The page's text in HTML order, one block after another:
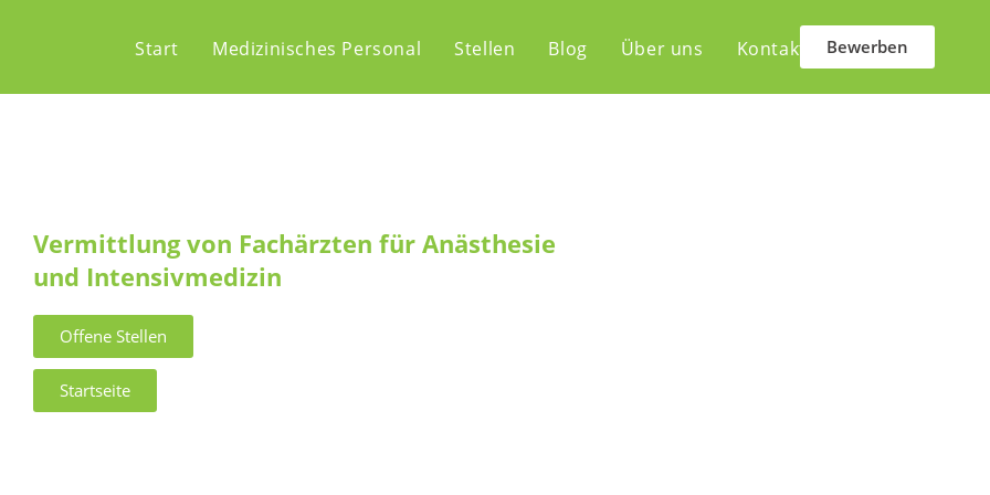
Start Medizinisches Personal Stellen Blog Über uns Kontakt Bewerben
Vermittlung von Fachärzten für Anästhesie
und Intensivmedizin
Offene Stellen
Startseite